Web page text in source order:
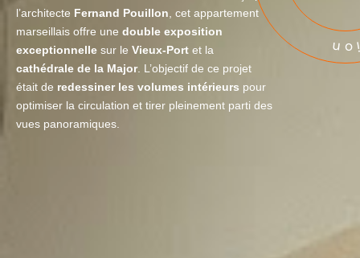
l’architecte Fernand Pouillon, cet appartement
marseillais offre une double exposition
exceptionnelle sur le Vieux-Port et la
cathédrale de la Major. L’objectif de ce projet
était de redessiner les volumes intérieurs pour
optimiser la circulation et tirer pleinement parti des
vues panoramiques.